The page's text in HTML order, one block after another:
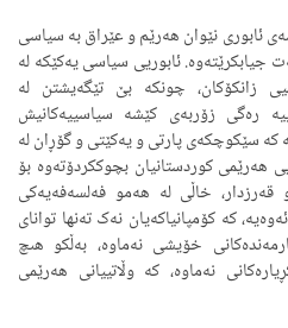
ئابوری نێوان هەرێم و عێراق بە سیاسی
جیابکرێتەوە. ئابوریی سیاسی یەکێکە لە
زانکۆکان، چونکە بێ تێگەیشتن لە
رەگی زۆربەی کێشە سیاسییەکانیش
کە سێکوچکەی پارتی و یەکێتی و گۆڕان لە
هەرێمی کوردستانیان بچوککردۆتەوە بۆ
قەرزدار، خاڵی لە هەمو فەلسەفەیەکی
کە کۆمپانیاکەیان نەک تەنها توانای
خۆیشی نەماوە، بەڵکو هىچ
نەماوە، کە وڵاتییانی هەرێمی